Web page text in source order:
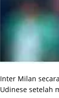
Inter Milan
Udinese setelah